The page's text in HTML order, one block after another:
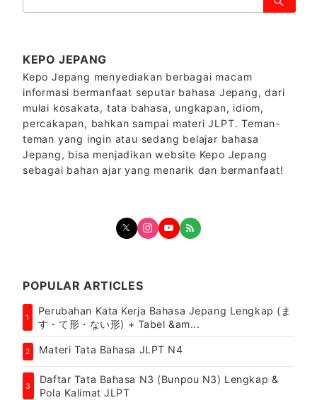
索：
KEPO JEPANG
Kepo Jepang menyediakan berbagai macam
informasi bermanfaat seputar bahasa Jepang, dari
mulai kosakata, tata bahasa, ungkapan, idiom,
percakapan, bahkan sampai materi JLPT. Teman-
teman yang ingin atau sedang belajar bahasa
Jepang, bisa menjadikan website Kepo Jepang
sebagai bahan ajar yang menarik dan bermanfaat!
POPULAR ARTICLES
1
Perubahan Kata Kerja Bahasa Jepang Lengkap (ま
す・て形・ない形) + Tabel &am...
2 Materi Tata Bahasa JLPT N4
3
Daftar Tata Bahasa N3 (Bunpou N3) Lengkap &
Pola Kalimat JLPT